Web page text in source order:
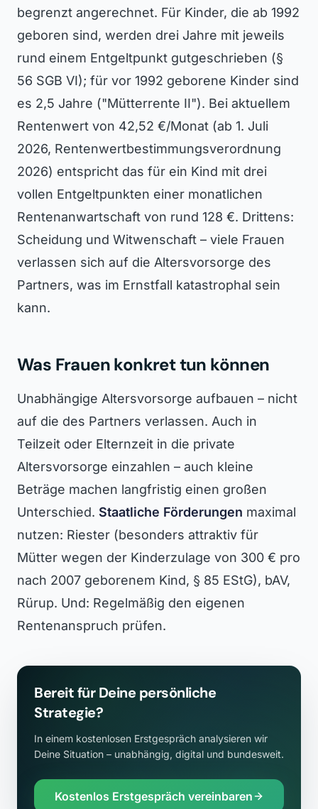
begrenzt angerechnet. Für Kinder, die ab 1992
geboren sind, werden drei Jahre mit jeweils
rund einem Entgeltpunkt gutgeschrieben (§
56 SGB VI); für vor 1992 geborene Kinder sind
es 2,5 Jahre ("Mütterrente II"). Bei aktuellem
Rentenwert von 42,52 €/Monat (ab 1. Juli
2026, Rentenwertbestimmungsverordnung
2026) entspricht das für ein Kind mit drei
vollen Entgeltpunkten einer monatlichen
Rentenanwartschaft von rund 128 €. Drittens:
Scheidung und Witwenschaft – viele Frauen
verlassen sich auf die Altersvorsorge des
Partners, was im Ernstfall katastrophal sein
kann.
Was Frauen konkret tun können
Unabhängige Altersvorsorge aufbauen – nicht
auf die des Partners verlassen. Auch in
Teilzeit oder Elternzeit in die private
Altersvorsorge einzahlen – auch kleine
Beträge machen langfristig einen großen
Unterschied. Staatliche Förderungen maximal
nutzen: Riester (besonders attraktiv für
Mütter wegen der Kinderzulage von 300 € pro
nach 2007 geborenem Kind, § 85 EStG), bAV,
Rürup. Und: Regelmäßig den eigenen
Rentenanspruch prüfen.
Bereit für Deine persönliche
Strategie?
In einem kostenlosen Erstgespräch analysieren wir
Deine Situation – unabhängig, digital und bundesweit.
Kostenlos Erstgespräch vereinbaren